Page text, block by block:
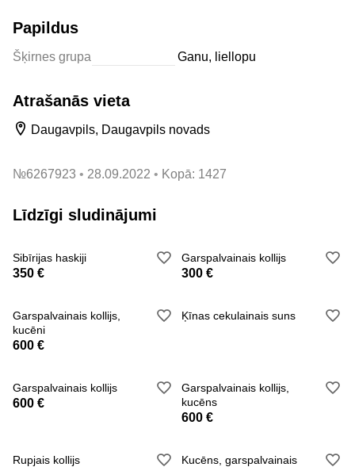
Papildus
Šķirnes grupa Ganu, liellopu
Atrašanās vieta
Daugavpils, Daugavpils novads
№6267923 28.09.2022 Kopā: 1427
Līdzīgi sludinājumi
Sibīrijas haskiji
350 €
Garspalvainais kollijs
300 €
Garspalvainais kollijs,
kucēni
600 €
Ķīnas cekulainais suns
Garspalvainais kollijs
600 €
Garspalvainais kollijs,
kucēns
600 €
Rupjais kollijs
Kucēns, garspalvainais